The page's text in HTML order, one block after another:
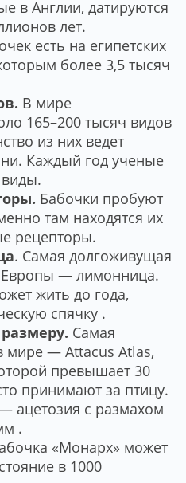
в Англии, датируются
лет.
есть на египетских
более 3,5 тысяч
В мире
165–200 тысяч видов
из них ведет
Каждый год ученые
Бабочки пробуют
там находятся их
рецепторы.
. Самая долгоживущая
Европы — лимонница.
жить до года,
спячку .
Самая
мире — Attacus Atlas,
превышает 30
принимают за птицу.
ацетозия с размахом
.
«Монарх» может
в 1000